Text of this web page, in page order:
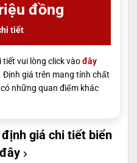
đồng
tiết
tiết vui lòng click vàođây
Định giá trên mang tính chất
những quan điểm khác
giá chi tiết biển